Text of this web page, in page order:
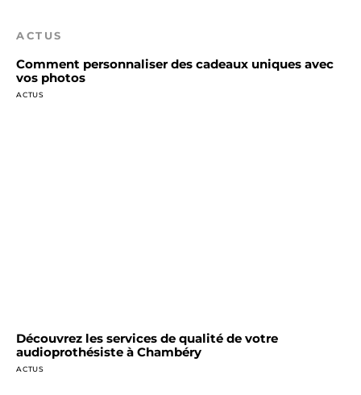
ACTUS
Comment personnaliser des cadeaux uniques avec
vos photos
ACTUS
Découvrez les services de qualité de votre
audioprothésiste à Chambéry
ACTUS